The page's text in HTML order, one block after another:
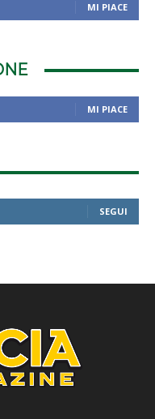
MI PIACE
MI PIACE
SEGUI